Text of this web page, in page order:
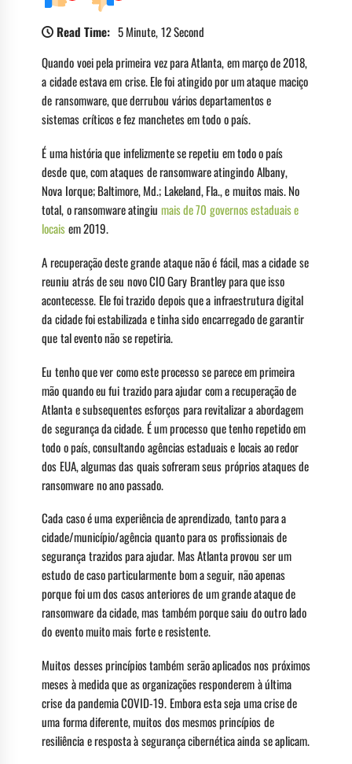
Read Time: 5 Minute, 12 Second
Quando voei pela primeira vez para Atlanta, em março de 2018,
a cidade estava em crise. Ele foi atingido por um ataque maciço
de ransomware, que derrubou vários departamentos e
sistemas críticos e fez manchetes em todo o país.
É uma história que infelizmente se repetiu em todo o país
desde que, com ataques de ransomware atingindo Albany,
Nova Iorque; Baltimore, Md.; Lakeland, Fla., e muitos mais. No
total, o ransomware atingiu mais de 70 governos estaduais e
locaisem 2019.
A recuperação deste grande ataque não é fácil, mas a cidade se
reuniu atrás de seu novo CIO Gary Brantley para que isso
acontecesse. Ele foi trazido depois que a infraestrutura digital
da cidade foi estabilizada e tinha sido encarregado de garantir
que tal evento não se repetiria.
Eu tenho que ver como este processo se parece em primeira
mão quando eu fui trazido para ajudar com a recuperação de
Atlanta e subsequentes esforços para revitalizar a abordagem
de segurança da cidade. É um processo que tenho repetido em
todo o país, consultando agências estaduais e locais ao redor
dos EUA, algumas das quais sofreram seus próprios ataques de
ransomware no ano passado.
Cada caso é uma experiência de aprendizado, tanto para a
cidade/município/agência quanto para os profissionais de
segurança trazidos para ajudar. Mas Atlanta provou ser um
estudo de caso particularmente bom a seguir, não apenas
porque foi um dos casos anteriores de um grande ataque de
ransomware da cidade, mas também porque saiu do outro lado
do evento muito mais forte e resistente.
Muitos desses princípios também serão aplicados nos próximos
meses à medida que as organizações responderem à última
crise da pandemia COVID-19. Embora esta seja uma crise de
uma forma diferente, muitos dos mesmos princípios de
resiliência e resposta à segurança cibernética ainda se aplicam.